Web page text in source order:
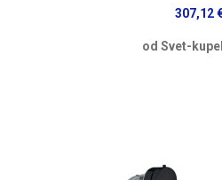
307,12
od Svet-